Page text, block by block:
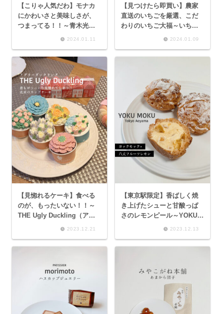
【こりゃ人気だわ】モナカ
にかわいさと美味しさが、
つまってる！！～青木光悦
堂（あおきこうえつどう）
（つぶ餡）～
2024.01.11
【見つけたら即買い】農家
直送のいちごを厳選、こだ
わりのいちご大福～いちご
大福と茶菓のお店 あか～
2024.01.09
【見惚れるケーキ】食べる
のが、もったいない！！～
THE Ugly Duckling（アグ
2023.12.21
【東京駅限定】香ばしく焼
き上げたシューと甘酸っぱ
さのレモンピール～YOKU
丈フルーツレモン～
2023.12.13